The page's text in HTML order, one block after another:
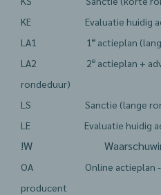
KE Evaluatie huidig
LA1 1 e actieplan
LA2 2e actieplan +
rondeduur)
LS Sanctie (lange
LE Evaluatie huidig
!W
OA Online actieplan - in
producent